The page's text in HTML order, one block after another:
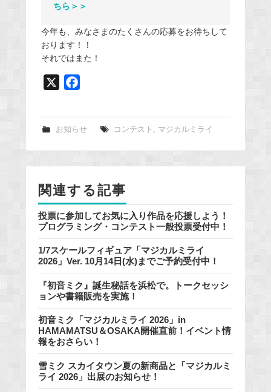
ちら＞＞
今年も、みなさまのたくさんの応募をお待ちして
おります！！
それではまた！
e
k
お知らせ コンテスト , マジカルミライ
関連する記事
投票に参加してお気に入り作品を応援しよう！
プログラミング・コンテスト一般投票受付中！
1/7スケールフィギュア「マジカルミライ
2026」Ver. 10月14日(水)までご予約受付中！
『初音ミク』誕生秘話を浜松で。トークセッシ
ョンや書籍販売を実施！
初音ミク「マジカルミライ 2026」in
HAMAMATSU＆OSAKA開催直前！イベント情
報をおさらい！
雪ミク スカイタウン夏の新商品と「マジカルミ
ライ 2026」出展のお知らせ！